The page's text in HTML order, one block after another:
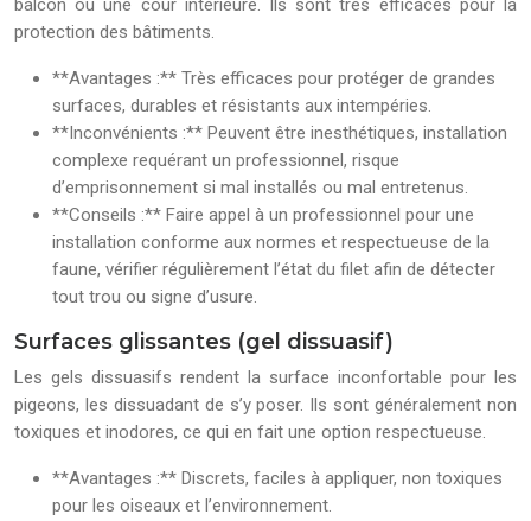
balcon ou une cour intérieure. Ils sont très efficaces pour la
protection des bâtiments.
**Avantages :** Très efficaces pour protéger de grandes
surfaces, durables et résistants aux intempéries.
**Inconvénients :** Peuvent être inesthétiques, installation
complexe requérant un professionnel, risque
d’emprisonnement si mal installés ou mal entretenus.
**Conseils :** Faire appel à un professionnel pour une
installation conforme aux normes et respectueuse de la
faune, vérifier régulièrement l’état du filet afin de détecter
tout trou ou signe d’usure.
Surfaces glissantes (gel dissuasif)
Les gels dissuasifs rendent la surface inconfortable pour les
pigeons, les dissuadant de s’y poser. Ils sont généralement non
toxiques et inodores, ce qui en fait une option respectueuse.
**Avantages :** Discrets, faciles à appliquer, non toxiques
pour les oiseaux et l’environnement.